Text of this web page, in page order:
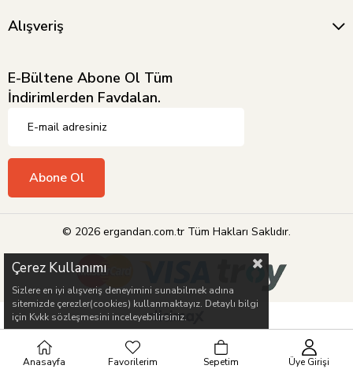
Alışveriş
E-Bültene Abone Ol Tüm
İndirimlerden Favdalan.
Abone Ol
© 2026 ergandan.com.tr Tüm Hakları Saklıdır.
Çerez Kullanımı
Sizlere en iyi alışveriş deneyimini sunabilmek adına
sitemizde çerezler(cookies) kullanmaktayız. Detaylı bilgi
için Kvkk sözleşmesini inceleyebilirsiniz.
Anasayfa Favorilerim Sepetim Üye Girişi